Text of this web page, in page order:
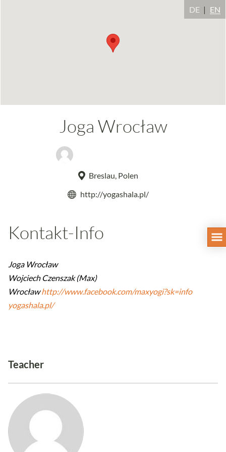
DE EN
Joga Wrocław
Breslau, Polen
http://yogashala.pl/
Kontakt-Info
Joga Wrocław
Wojciech Czenszak (Max)
Wrocławhttp://www.facebook.com/maxyogi?sk=info
yogashala.pl/
Teacher